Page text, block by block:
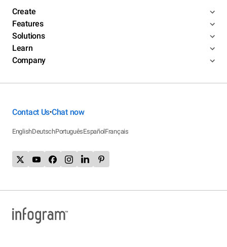
Create
Features
Solutions
Learn
Company
Contact Us•Chat now
EnglishDeutschPortuguêsEspañolFrançais